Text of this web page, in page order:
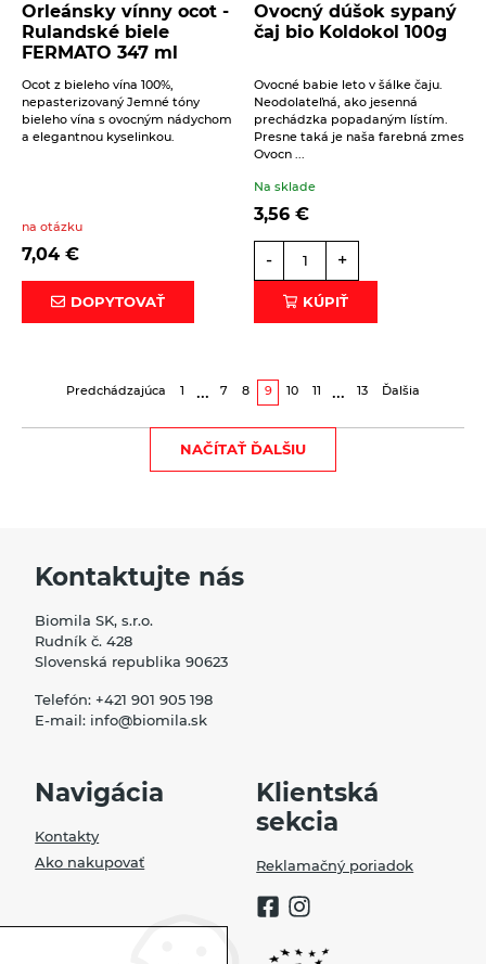
Orleánsky vínny ocot -
Rulandské biele
FERMATO 347 ml
Ocot z bieleho vína 100%,
nepasterizovaný Jemné tóny
bieleho vína s ovocným nádychom
a elegantnou kyselinkou.
na otázku
7,04 €
DOPYTOVAŤ
Ovocný dúšok sypaný
čaj bio Koldokol 100g
Ovocné babie leto v šálke čaju.
Neodolateľná, ako jesenná
prechádzka popadaným lístím.
Presne taká je naša farebná zmes
Ovocn ...
Na sklade
3,56 €
- +
KÚPIŤ
Predchádzajúca 1 ... 7 8 9 10 11 ... 13 Ďalšia
NAČÍTAŤ ĎALŠIU
Kontaktujte nás
Biomila SK, s.r.o.
Rudník č. 428
Slovenská republika 90623
Telefón: +421 901 905 198
E-mail: info@biomila.sk
Navigácia
Kontakty
Ako nakupovať
Klientská
sekcia
Reklamačný poriadok